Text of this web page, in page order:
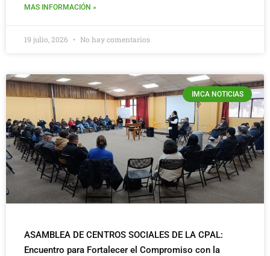
MAS INFORMACIÓN »
19 julio, 2026 No hay comentarios
IMCA NOTICIAS
ASAMBLEA DE CENTROS SOCIALES DE LA CPAL:
Encuentro para Fortalecer el Compromiso con la